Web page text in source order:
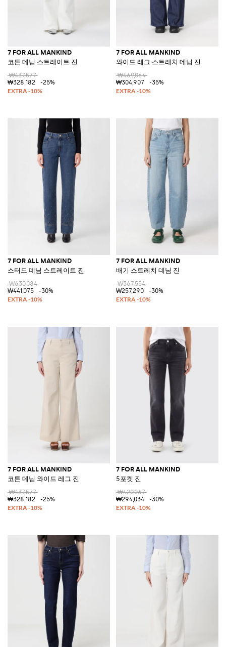
7 FOR ALL MANKIND
코튼 데님 스트레이트 진
₩437,577
₩328,182
-25%
7 FOR ALL MANKIND
와이드 레그 스트레치 데님 진
₩469,064
₩304,907
-35%
7 FOR ALL MANKIND
스터드 데님 스트레이트 진
₩630,084
₩441,075
-30%
7 FOR ALL MANKIND
배기 스트레치 데님 진
₩367,554
₩257,290
-30%
7 FOR ALL MANKIND
코튼 데님 와이드 레그 진
₩437,577
₩328,182
-25%
7 FOR ALL MANKIND
5포켓 진
₩420,067
₩294,034
-30%